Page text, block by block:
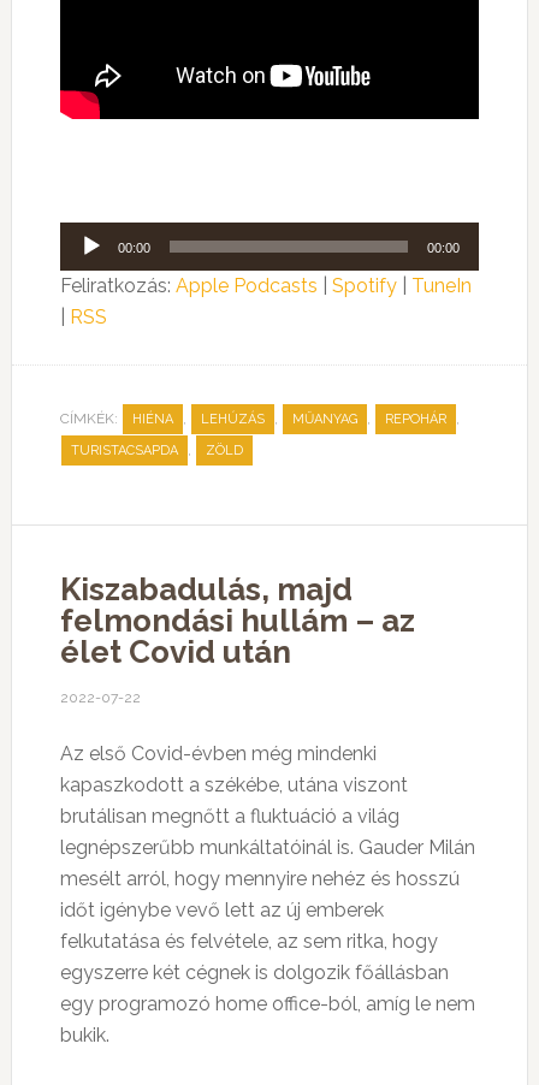
Audió
lejátszó
00:00 00:00
Feliratkozás: Apple Podcasts Spotify| TuneIn
RSS
CÍMKÉK: HIÉNA , LEHÚZÁS , MŰANYAG , REPOHÁR ,
TURISTACSAPDA , ZÖLD
Kiszabadulás, majd
felmondási hullám – az
élet Covid után
2022-07-22
Az első Covid-évben még mindenki
kapaszkodott a székébe, utána viszont
brutálisan megnőtt a fluktuáció a világ
legnépszerűbb munkáltatóinál is. Gauder Milán
mesélt arról, hogy mennyire nehéz és hosszú
időt igénybe vevő lett az új emberek
felkutatása és felvétele, az sem ritka, hogy
egyszerre két cégnek is dolgozik főállásban
egy programozó home office-ból, amíg le nem
bukik.